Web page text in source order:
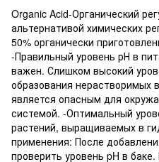
Organic Acid-Органический
альтернативой химических
50% органически
-Правильный уровень рН в
важен. Слишком высокий
образования нерастворимых
является опасным для
системой. -Оптимальный
растений, выращиваемых в
применения: После
проверить уровень pH в